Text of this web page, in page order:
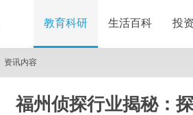
教育科研 生活百科 投
资讯内容
福州侦探行业揭秘：